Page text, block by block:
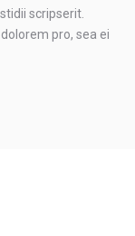
scripserit.
pro, sea ei